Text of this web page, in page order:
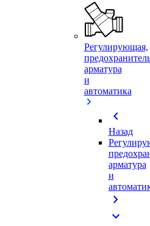
Регулирующая,
арматура
и
автоматика
chevron_left
Назад
арматура
и
chevron_right
expand_more